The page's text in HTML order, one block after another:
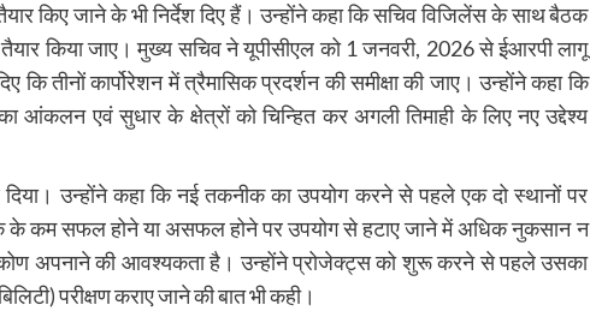
किए जाने के भी निर्देश दिए हैं। उन्होंने कहा कि सचिव विजिलेंस के साथ बैठक
तैयार किया जाए। मुख्य सचिव ने यूपीसीएल को 1 जनवरी, 2026 से ईआरपी लागू
कि तीनों कार्पोरेशन में त्रैमासिक प्रदर्शन की समीक्षा की जाए। उन्होंने कहा कि
आंकलन एवं सुधार के क्षेत्रों को चिन्हित कर अगली तिमाही के लिए नए उद्देश्य
उन्होंने कहा कि नई तकनीक का उपयोग करने से पहले एक दो स्थानों पर
के कम सफल होने या असफल होने पर उपयोग से हटाए जाने में अधिक नुकसान न
अपनाने की आवश्यकता है। उन्होंने प्रोजेक्ट्स को शुरू करने से पहले उसका
परीक्षण कराए जाने की बात भी कही।